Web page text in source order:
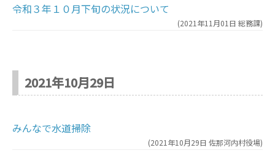
令和３年１０月下旬の状況について
(2021年11月01日 総務課)
2021年10月29日
みんなで水道掃除
(2021年10月29日 佐那河内村役場)